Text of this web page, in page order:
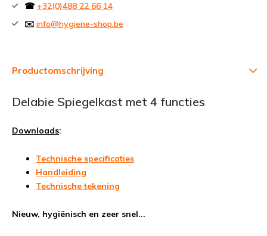
☎ +32(0)488 22 66 14
✉️ info@hygiene-shop.be
Productomschrijving
Delabie Spiegelkast met 4 functies
Downloads:
Technische specificaties
Handleiding
Technische tekening
Nieuw, hygiënisch en zeer snel...